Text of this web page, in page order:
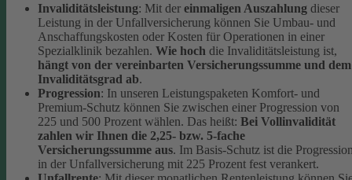
Invaliditätsleistung: Mit der einmaligen Auszahlung dieser
Leistung in der Unfallversicherung können Sie Umbau- und
Anschaffungskosten oder Kosten für Operationen in einer
Spezialklinik bezahlen. Wie hoch die Invaliditätsleistung ist,
hängt von der vereinbarten Versicherungssumme und dem
Invaliditätsgrad ab.
Progression: In unseren Leistungspaketen Komfort- und
Premium-Schutz können Sie zwischen einer Progression von
225 und 500 Prozent wählen. Das heißt: Bei Vollinvalidität
zahlen wir Ihnen die 2,25- bzw. 5-fache
Versicherungssumme aus. Im Basis-Schutz ist die
in der Unfallversicherung mit 225 Prozent fest verankert.